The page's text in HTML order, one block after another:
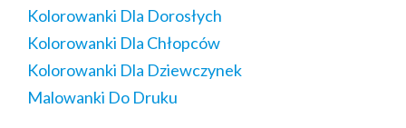
Kolorowanki Dla Dorosłych
Kolorowanki Dla Chłopców
Kolorowanki Dla Dziewczynek
Malowanki Do Druku